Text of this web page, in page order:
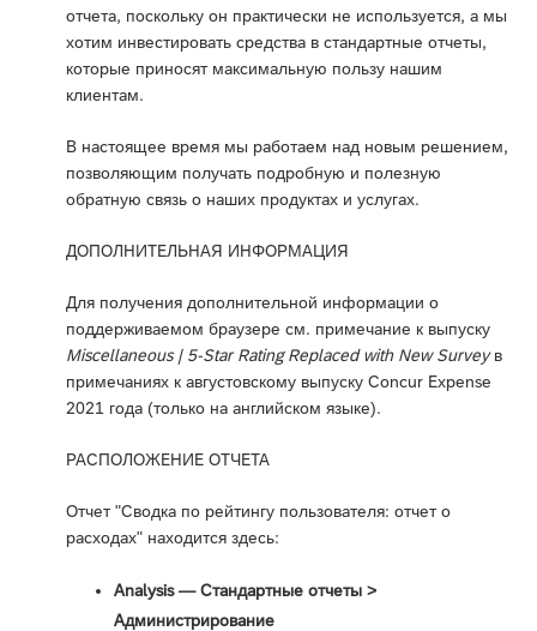
отчета, поскольку он практически не используется, а мы
хотим инвестировать средства в стандартные отчеты,
которые приносят максимальную пользу нашим
клиентам.
В настоящее время мы работаем над новым решением,
позволяющим получать подробную и полезную
обратную связь о наших продуктах и услугах.
ДОПОЛНИТЕЛЬНАЯ ИНФОРМАЦИЯ
Для получения дополнительной информации о
поддерживаемом браузере см. примечание к выпуску
Miscellaneous | 5-Star Rating Replaced with New Surveyв
примечаниях к августовскому выпуску Concur Expense
2021 года (только на английском языке).
РАСПОЛОЖЕНИЕ ОТЧЕТА
Отчет "Сводка по рейтингу пользователя: отчет о
расходах" находится здесь:
Analysis — Стандартные отчеты >
Администрирование